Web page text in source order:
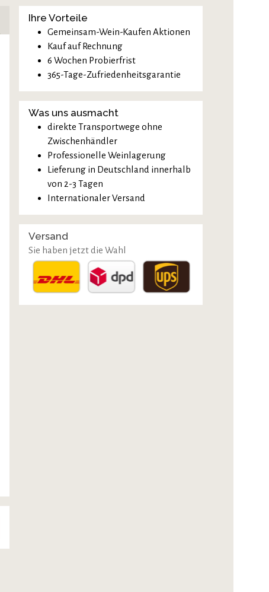
Ihre Vorteile
Gemeinsam-Wein-Kaufen Aktionen
Kauf auf Rechnung
6 Wochen Probierfrist
365-Tage-Zufriedenheitsgarantie
Was uns ausmacht
direkte Transportwege ohne
Zwischenhändler
Professionelle Weinlagerung
Lieferung in Deutschland innerhalb
von 2-3 Tagen
Internationaler Versand
Versand
Sie haben jetzt die Wahl